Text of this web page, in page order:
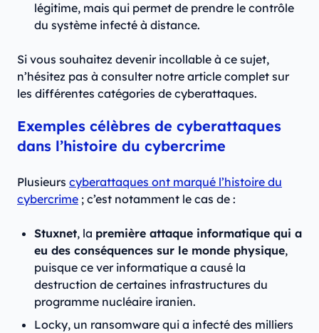
légitime, mais qui permet de prendre le contrôle
du système infecté à distance.
Si vous souhaitez devenir incollable à ce sujet,
n’hésitez pas à consulter notre article complet sur
les différentes catégories de cyberattaques.
Exemples célèbres de cyberattaques
dans l’histoire du cybercrime
Plusieurs cyberattaques ont marqué l’histoire du
cybercrime ; c’est notamment le cas de :
Stuxnet, la première attaque informatique qui a
eu des conséquences sur le monde physique,
puisque ce ver informatique a causé la
destruction de certaines infrastructures du
programme nucléaire iranien.
Locky, un ransomware qui a infecté des milliers